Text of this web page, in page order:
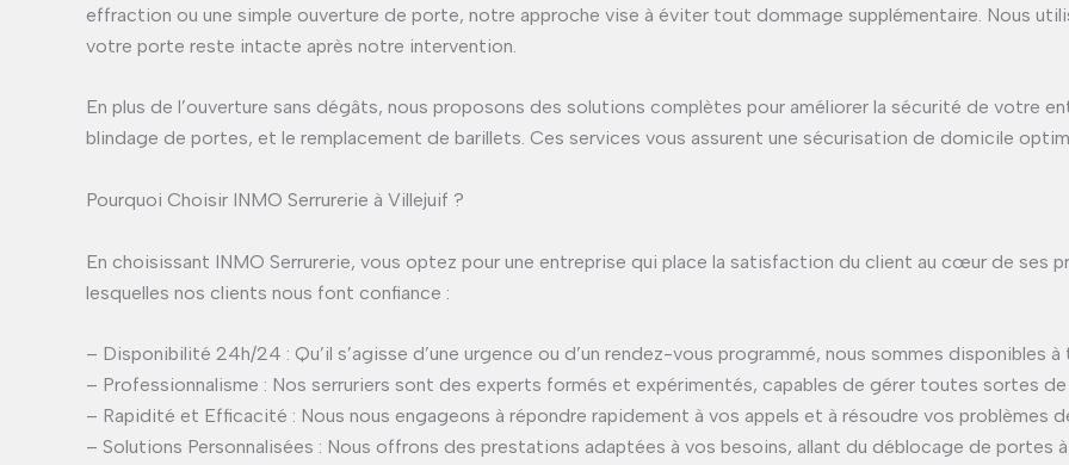
effraction ou une simple ouverture de porte, notre approche vise à éviter tout dommage supplémentaire. Nous
votre porte reste intacte après notre intervention.
En plus de l’ouverture sans dégâts, nous proposons des solutions complètes pour améliorer la sécurité de votre
blindage de portes, et le remplacement de barillets. Ces services vous assurent une sécurisation de domicile
Pourquoi Choisir INMO Serrurerie à Villejuif ?
En choisissant INMO Serrurerie, vous optez pour une entreprise qui place la satisfaction du client au cœur de ses
lesquelles nos clients nous font confiance :
– Disponibilité 24h/24 : Qu’il s’agisse d’une urgence ou d’un rendez-vous programmé, nous sommes disponibles
– Professionnalisme : Nos serruriers sont des experts formés et expérimentés, capables de gérer toutes sortes
– Rapidité et Efficacité : Nous nous engageons à répondre rapidement à vos appels et à résoudre vos problèmes
– Solutions Personnalisées : Nous offrons des prestations adaptées à vos besoins, allant du déblocage de portes